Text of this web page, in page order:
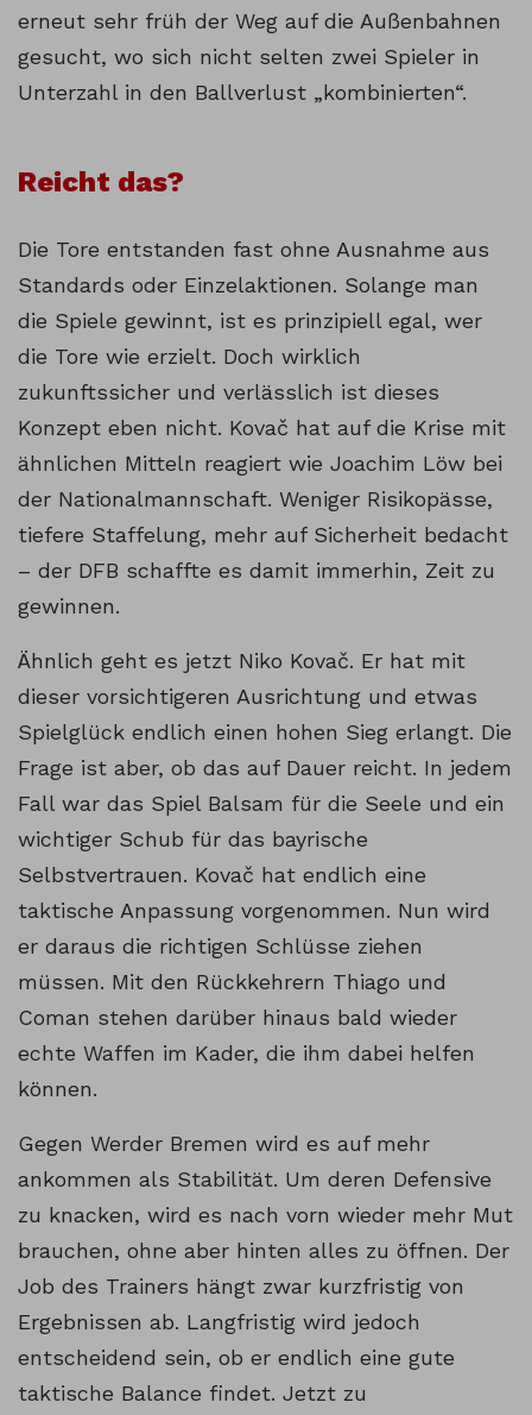
erneut sehr früh der Weg auf die Außenbahnen
gesucht, wo sich nicht selten zwei Spieler in
Unterzahl in den Ballverlust „kombinierten“.
Reicht das?
Die Tore entstanden fast ohne Ausnahme aus
Standards oder Einzelaktionen. Solange man
die Spiele gewinnt, ist es prinzipiell egal, wer
die Tore wie erzielt. Doch wirklich
zukunftssicher und verlässlich ist dieses
Konzept eben nicht. Kovač hat auf die Krise mit
ähnlichen Mitteln reagiert wie Joachim Löw bei
der Nationalmannschaft. Weniger Risikopässe,
tiefere Staffelung, mehr auf Sicherheit bedacht
– der DFB schaffte es damit immerhin, Zeit zu
gewinnen.
Ähnlich geht es jetzt Niko Kovač. Er hat mit
dieser vorsichtigeren Ausrichtung und etwas
Spielglück endlich einen hohen Sieg erlangt. Die
Frage ist aber, ob das auf Dauer reicht. In jedem
Fall war das Spiel Balsam für die Seele und ein
wichtiger Schub für das bayrische
Selbstvertrauen. Kovač hat endlich eine
taktische Anpassung vorgenommen. Nun wird
er daraus die richtigen Schlüsse ziehen
müssen. Mit den Rückkehrern Thiago und
Coman stehen darüber hinaus bald wieder
echte Waffen im Kader, die ihm dabei helfen
können.
Gegen Werder Bremen wird es auf mehr
ankommen als Stabilität. Um deren Defensive
zu knacken, wird es nach vorn wieder mehr Mut
brauchen, ohne aber hinten alles zu öffnen. Der
Job des Trainers hängt zwar kurzfristig von
Ergebnissen ab. Langfristig wird jedoch
entscheidend sein, ob er endlich eine gute
taktische Balance findet. Jetzt zu